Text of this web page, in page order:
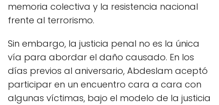
memoria colectiva y la resistencia nacional
frente al terrorismo.
Sin embargo, la justicia penal no es la única
vía para abordar el daño causado. En los
días previos al aniversario, Abdeslam aceptó
participar en un encuentro cara a cara con
algunas víctimas, bajo el modelo de la justicia